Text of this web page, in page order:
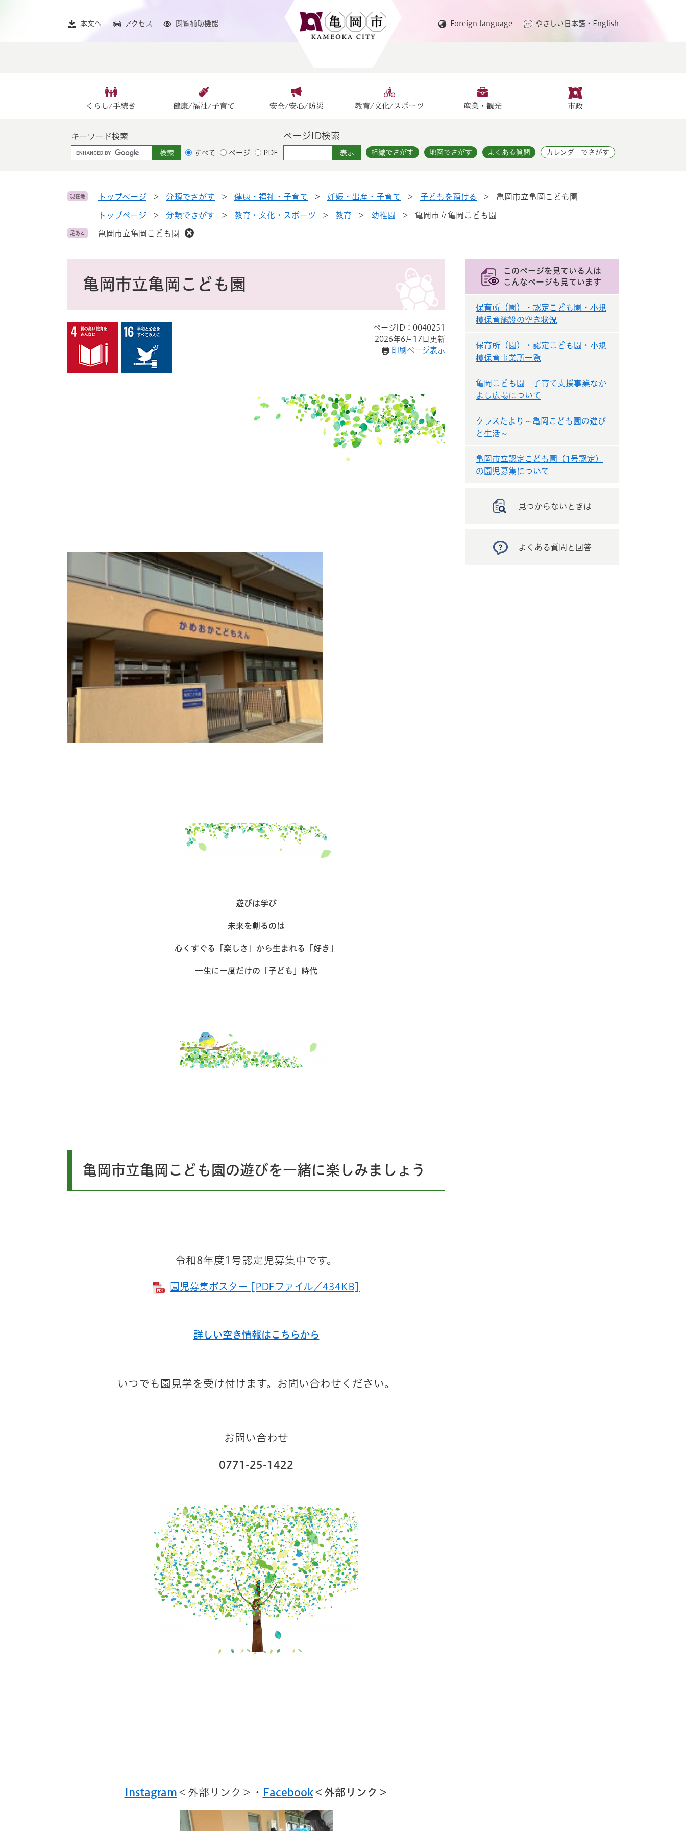
本文へ アクセス 閲覧補助機能 Foreign language やさしい日本語・English
くらし/手続き 健康/福祉/子育て 安全/安心/防災 教育/文化/スポーツ 産業・観光 市政
キーワード検索
G
o
l
ス
タ
すべて ページ PDF
ページID検索
組織でさがす 地図でさがす よくある質問 カレンダーでさがす
現在地 トップページ > 分類でさがす > 健康・福祉・子育て > 妊娠・出産・子育て > 子どもを預ける > 亀岡市立亀岡こども園
トップページ > 分類でさがす > 教育・文化・スポーツ > 教育 > 幼稚園 > 亀岡市立亀岡こども園
足あと 亀岡市立亀岡こども園
亀岡市立亀岡こども園
ページID：0040251
2026年6月17日更新
印刷ページ表示
遊びは学び
未来を創るのは​
心くすぐる「楽しさ」から生まれる「好き」
一生に一度だけの「子ども」時代
亀岡市立亀岡こども園の遊びを一緒に楽しみましょう
令和8年度1号認定児募集中です。
園児募集ポスター [PDFファイル／434KB]
詳しい空き情報はこちらから
いつでも園見学を受け付けます。お問い合わせください。
お問い合わせ
0771-25-1422
Instagram ＜外部リンク＞ ・ Facebook＜外部リンク＞
このページを見ている人は
こんなページも見ています
保育所（園）・認定こども園・小規
模保育施設の空き状況
保育所（園）・認定こども園・小規
模保育事業所一覧
亀岡こども園 子育て支援事業なか
よし広場について
クラスたより～亀岡こども園の遊び
と生活～
亀岡市立認定こども園（1号認定）
の園児募集について
見つからないときは
よくある質問と回答